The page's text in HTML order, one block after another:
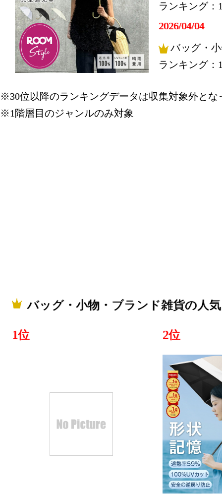
ランキング：
2026/04/04
バッグ・
ランキング：
※30位以降のランキングデータは収集対象外とな
※1階層目のジャンルのみ対象
バッグ・小物・ブランド雑貨の人
1位 2位